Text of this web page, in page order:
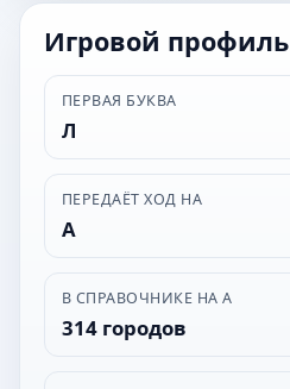
Игровой профиль
ПЕРВАЯ БУКВА
Л
ПЕРЕДАЁТ ХОД НА
А
В СПРАВОЧНИКЕ НА А
314 городов